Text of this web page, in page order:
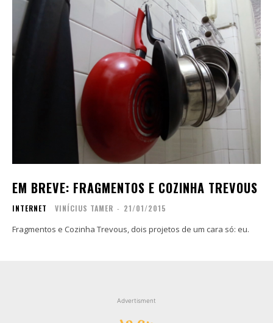
EM BREVE: FRAGMENTOS E COZINHA TREVOUS
INTERNET VINÍCIUS TAMER - 21/01/2015
Fragmentos e Cozinha Trevous, dois projetos de um cara só: eu.
Advertisment